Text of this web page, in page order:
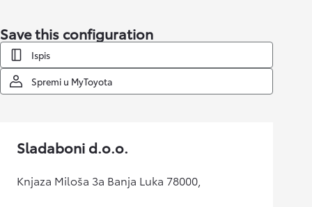
Save this configuration
Ispis
Spremi u MyToyota
Sladaboni d.o.o.
Knjaza Miloša 3a Banja Luka 78000,